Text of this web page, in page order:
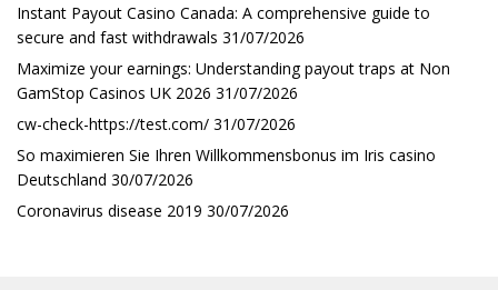
Instant Payout Casino Canada: A comprehensive guide to
secure and fast withdrawals 31/07/2026
Maximize your earnings: Understanding payout traps at Non
GamStop Casinos UK 2026 31/07/2026
cw-check-https://test.com/ 31/07/2026
So maximieren Sie Ihren Willkommensbonus im Iris casino
Deutschland 30/07/2026
Coronavirus disease 2019 30/07/2026